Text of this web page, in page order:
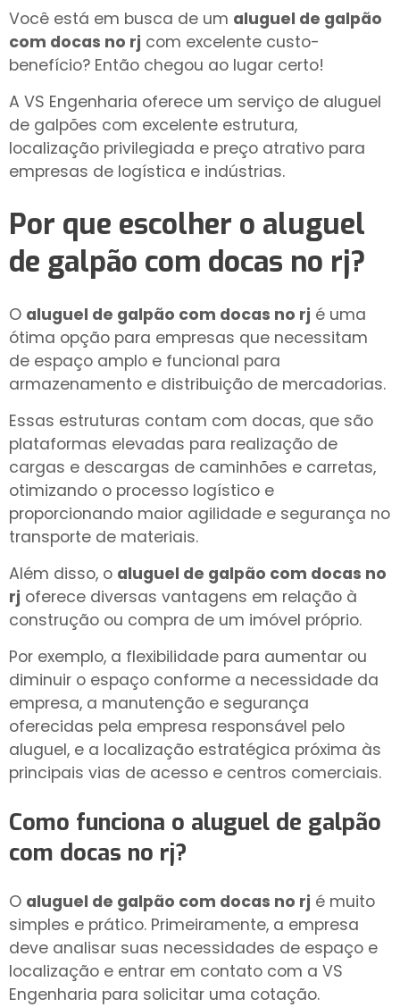
Você está em busca de um aluguel de galpão
com docas no rj com excelente custo-
benefício? Então chegou ao lugar certo!
A VS Engenharia oferece um serviço de aluguel
de galpões com excelente estrutura,
localização privilegiada e preço atrativo para
empresas de logística e indústrias.
Por que escolher o aluguel
de galpão com docas no rj?
O aluguel de galpão com docas no rj é uma
ótima opção para empresas que necessitam
de espaço amplo e funcional para
armazenamento e distribuição de mercadorias.
Essas estruturas contam com docas, que são
plataformas elevadas para realização de
cargas e descargas de caminhões e carretas,
otimizando o processo logístico e
proporcionando maior agilidade e segurança no
transporte de materiais.
Além disso, o aluguel de galpão com docas no
rj oferece diversas vantagens em relação à
construção ou compra de um imóvel próprio.
Por exemplo, a flexibilidade para aumentar ou
diminuir o espaço conforme a necessidade da
empresa, a manutenção e segurança
oferecidas pela empresa responsável pelo
aluguel, e a localização estratégica próxima às
principais vias de acesso e centros comerciais.
Como funciona o aluguel de galpão
com docas no rj?
O aluguel de galpão com docas no rj é muito
simples e prático. Primeiramente, a empresa
deve analisar suas necessidades de espaço e
localização e entrar em contato com a VS
Engenharia para solicitar uma cotação.